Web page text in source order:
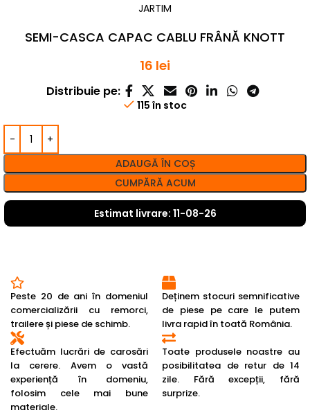
JARTIM
SEMI-CASCA CAPAC CABLU FRÂNĂ KNOTT
16 lei
Distribuie pe:
115 în stoc
ADAUGĂ ÎN COȘ
CUMPĂRĂ ACUM
Estimat livrare: 11-08-26
Peste 20 de ani în domeniul
comercializării cu remorci,
trailere și piese de schimb.
Efectuăm lucrări de carosări
la cerere. Avem o vastă
experiență în domeniu,
folosim cele mai bune
materiale.
Deținem stocuri semnificative
de piese pe care le putem
livra rapid în toată România.
Toate produsele noastre au
posibilitatea de retur de 14
zile. Fără excepții, fără
surprize.